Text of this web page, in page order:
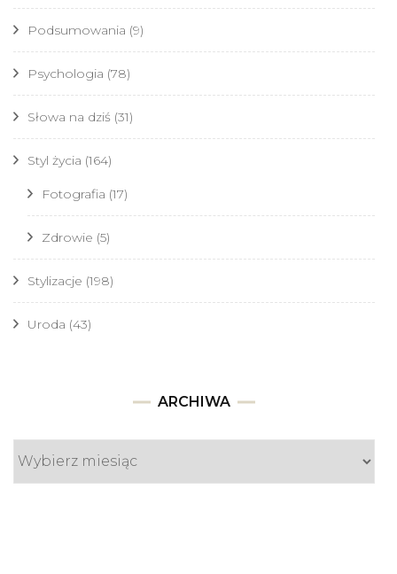
Podsumowania (9)
Psychologia (78)
Słowa na dziś (31)
Styl życia (164)
Fotografia (17)
Zdrowie (5)
Stylizacje (198)
Uroda (43)
ARCHIWA
Archiwa